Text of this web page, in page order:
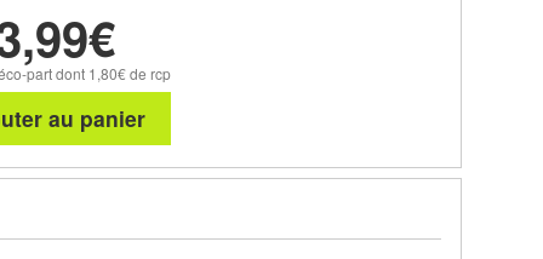
part dont 1,80€ de rcp
au panier